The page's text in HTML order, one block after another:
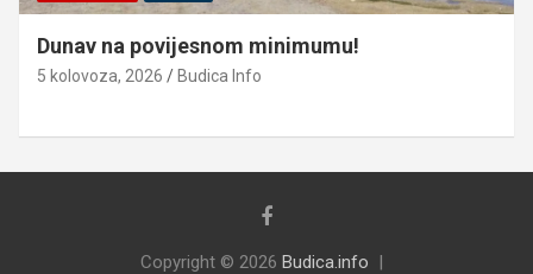
Dunav na povijesnom minimumu!
5 kolovoza, 2026 Budica Info
Copyright © 2026 Budica.info